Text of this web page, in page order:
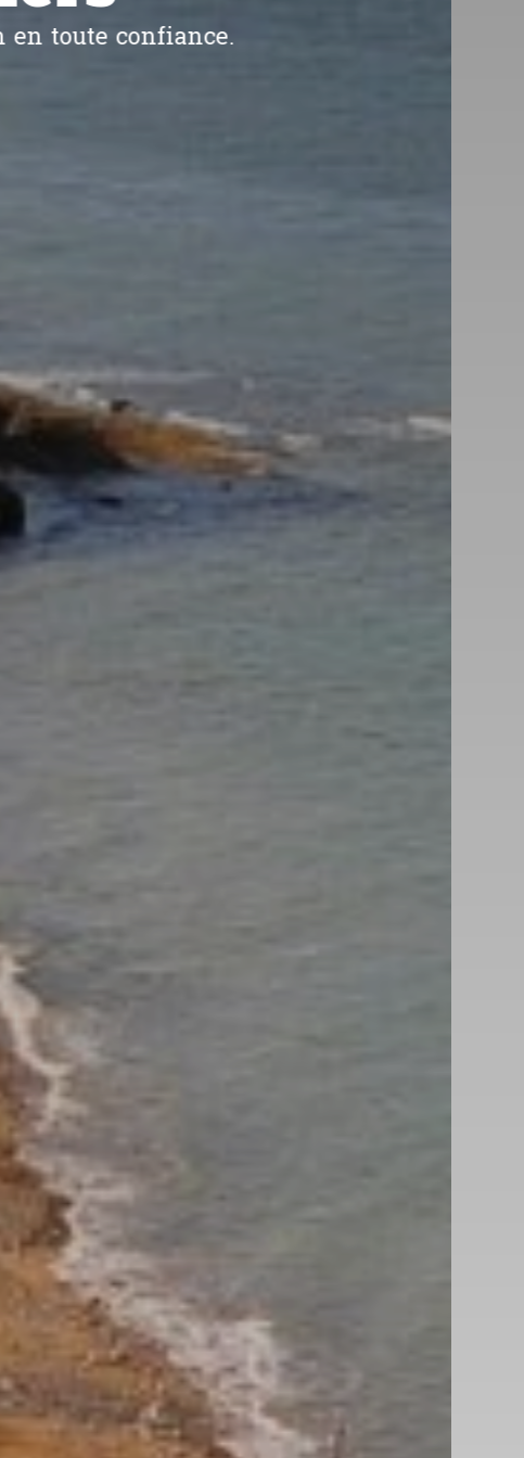
leurs obligations réglementaires.